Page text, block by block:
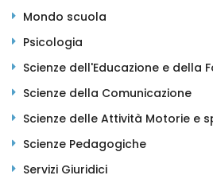
Mondo scuola
Psicologia
Scienze dell'Educazione e della
Scienze della Comunicazione
Scienze delle Attività Motorie e
Scienze Pedagogiche
Servizi Giuridici